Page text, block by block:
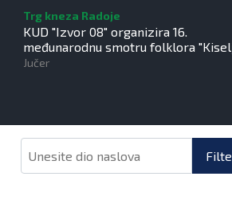
Trg kneza Radoje
KUD "Izvor 08" organizira 16.
međunarodnu smotru folklora
2026"
Jučer